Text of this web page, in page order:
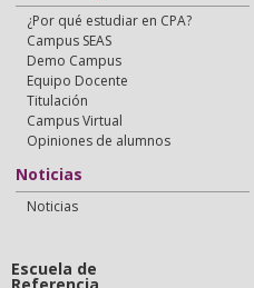
¿Por qué estudiar en CPA?
Campus SEAS
Demo Campus
Equipo Docente
Titulación
Campus Virtual
Opiniones de alumnos
Noticias
Noticias
Escuela de